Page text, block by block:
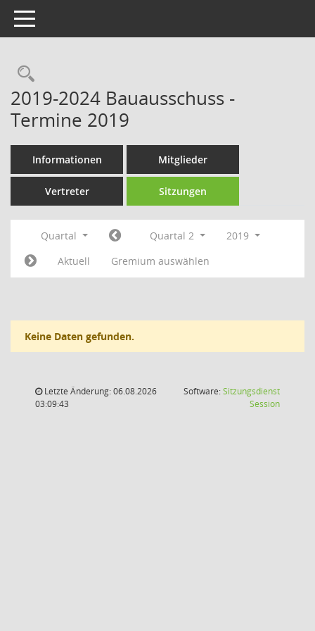
Toggle navigation
Rechercheauswahl
2019-2024 Bauausschuss -
Termine 2019
Informationen Mitglieder
Vertreter Sitzungen
Quartal Quartal 2
2019
Aktuell
Gremium auswählen
Keine Daten gefunden.
Letzte Änderung: 06.08.2026
03:09:43
Software:Sitzungsdienst
Session(Wird in